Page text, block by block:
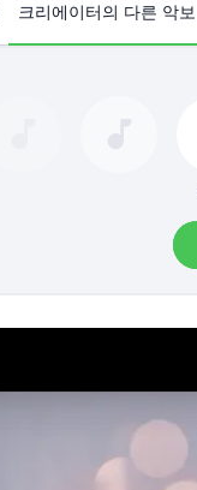
크리에이터의 다른 악보